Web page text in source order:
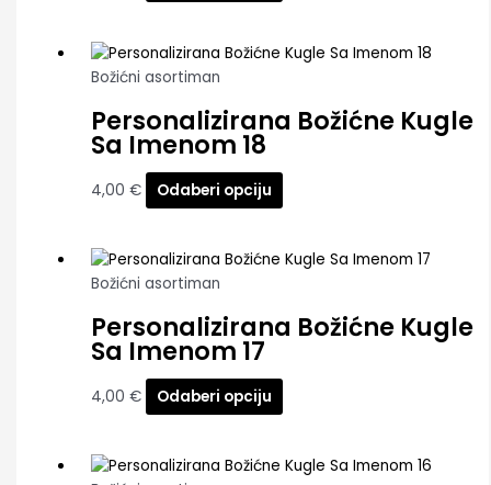
Božićni asortiman
Personalizirana Božićne Kugle
Sa Imenom 18
4,00 € Odaberi opciju
Božićni asortiman
Personalizirana Božićne Kugle
Sa Imenom 17
4,00 € Odaberi opciju